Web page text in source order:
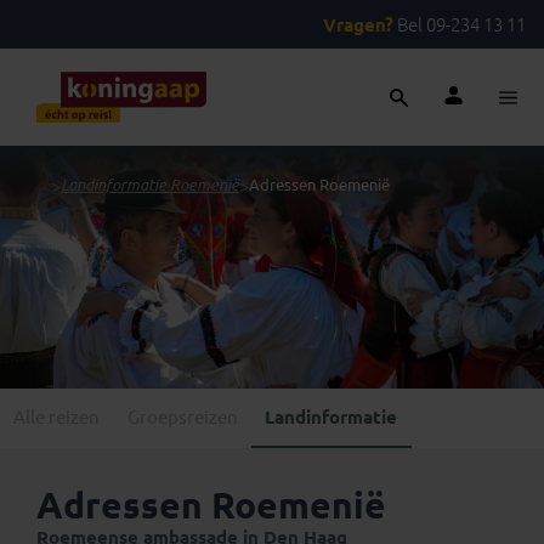
Vragen? Bel 09-234 13 11
> Landinformatie Roemenië>Adressen Roemenië
Landinformatie
Adressen Roemenië
Roemeense ambassade in Den Haag